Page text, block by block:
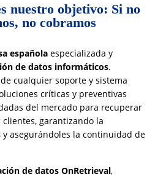
nuestro objetivo: Si no
no cobramos
española especializada y
de datos informáticos.
cualquier soporte y sistema
críticas y preventivas
del mercado para recuperar
garantizando la
y asegurándoles la continuidad de
de datos OnRetrieval,